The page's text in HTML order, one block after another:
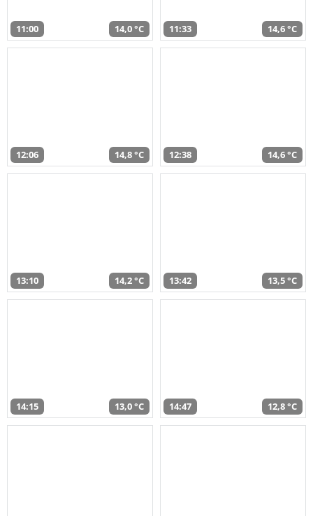
11:00 14,0 °C 11:33 14,6 °C
12:06 14,8 °C 12:38 14,6 °C
13:10 14,2 °C 13:42 13,5 °C
14:15 13,0 °C 14:47 12,8 °C